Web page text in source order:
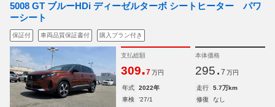
5008 GT ブルーHDi ディーゼルターボ シートヒーター パワ
ーシート
保証付 車両品質保証書付 購入プラン付き
支払総額
309.7 万円
本体価格
295. 7 万円
年式 2022年 走行
5.7万km
車検
'27/1 修復
なし